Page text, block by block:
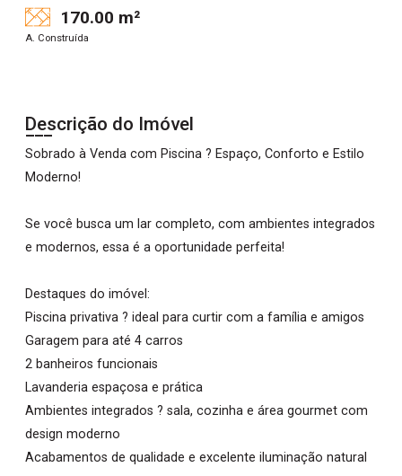
170.00 m²
A. Construída
Descrição do Imóvel
Sobrado à Venda com Piscina ? Espaço, Conforto e Estilo
Moderno!
Se você busca um lar completo, com ambientes integrados
e modernos, essa é a oportunidade perfeita!
Destaques do imóvel:
Piscina privativa ? ideal para curtir com a família e amigos
Garagem para até 4 carros
2 banheiros funcionais
Lavanderia espaçosa e prática
Ambientes integrados ? sala, cozinha e área gourmet com
design moderno
Acabamentos de qualidade e excelente iluminação natural